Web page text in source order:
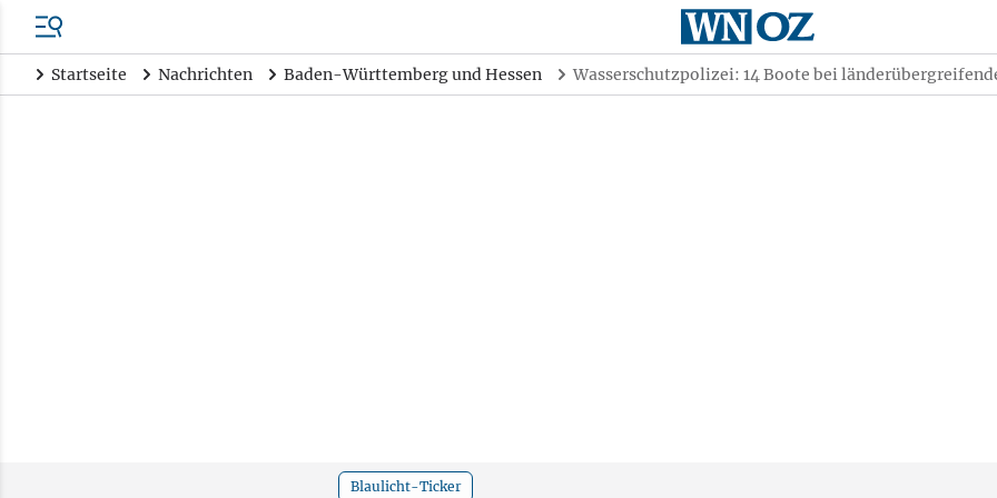
Startseite Nachrichten Baden-Württemberg und Hessen Wasserschutzpolizei: 14 Boote bei
Blaulicht-Ticker